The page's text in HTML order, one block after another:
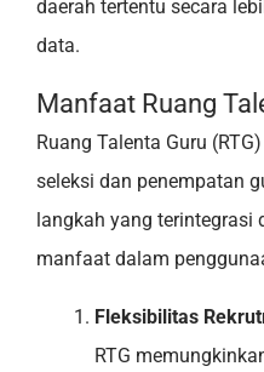
daerah tertentu secara
data.
Manfaat Ruang
Ruang Talenta Guru
seleksi dan penempatan
langkah yang terintegrasi
manfaat dalam
Fleksibilitas
RTG